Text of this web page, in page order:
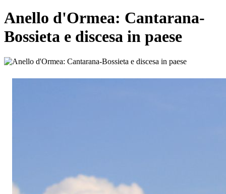
Anello d'Ormea: Cantarana-
Bossieta e discesa in paese